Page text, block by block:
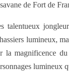
de Fort de
talentueux
lumineux,
la magnificence
lumineux